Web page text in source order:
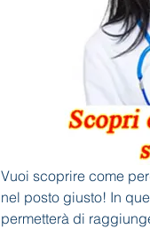
Vuoi scoprire come
nel posto giusto! In
permetterà di